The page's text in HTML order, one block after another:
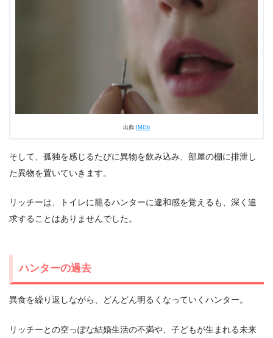
出典: IMDb
そして、孤独を感じるたびに異物を飲み込み、部屋の棚に排泄し
た異物を置いていきます。
リッチーは、トイレに籠るハンターに違和感を覚えるも、深く追
求することはありませんでした。
ハンターの過去
異食を繰り返しながら、どんどん明るくなっていくハンター。
リッチーとの空っぽな結婚生活の不満や、子どもが生まれる未来